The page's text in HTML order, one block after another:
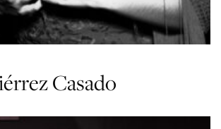
Casado